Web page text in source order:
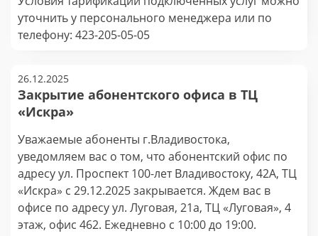
уточнить у персонального менеджера или по
телефону: 423-205-05-05
26.12.2025
Закрытие абонентского офиса в ТЦ
«Искра»
Уважаемые абоненты г.Владивостока,
уведомляем вас о том, что абонентский офис по
адресу ул. Проспект 100-лет Владивостоку, 42А, ТЦ
«Искра» с 29.12.2025 закрывается. Ждем вас в
офисе по адресу ул. Луговая, 21а, ТЦ «Луговая», 4
этаж, офис 462. Ежедневно с 10:00 до 19:00.